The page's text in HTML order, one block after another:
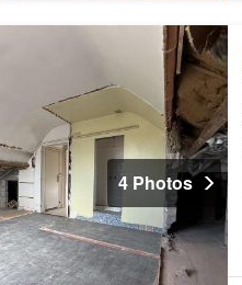
4 Photos